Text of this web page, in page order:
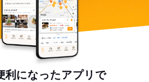
利になったアプリで